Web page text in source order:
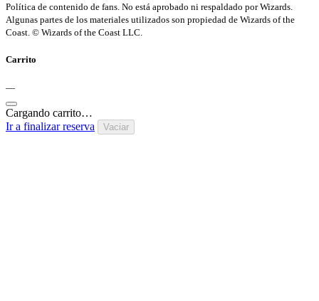
Política de contenido de fans. No está aprobado ni respaldado por Wizards.
Algunas partes de los materiales utilizados son propiedad de Wizards of the
Coast. © Wizards of the Coast LLC.
Carrito
—
Cargando carrito…
Ir a finalizar reserva
Vaciar